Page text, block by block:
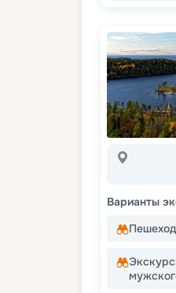
Варианты